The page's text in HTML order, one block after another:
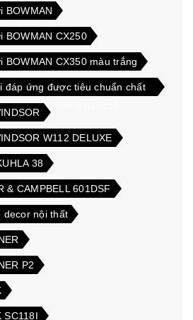
BOWMAN
BOWMAN CX250
CX350 màu trắng
đáp ứng được tiêu chuẩn chất
sang thị trường quốc tế
W112 DELUXE
38
& CAMPBELL 601DSF
nội thất
P2
SC118I